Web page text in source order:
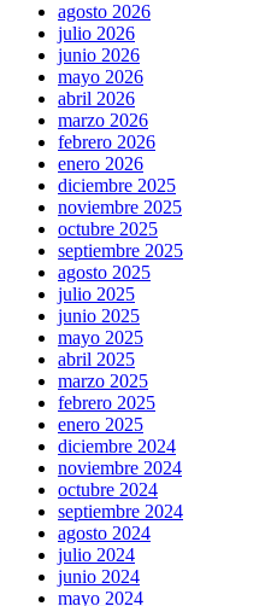
agosto 2026
julio 2026
junio 2026
mayo 2026
abril 2026
marzo 2026
febrero 2026
enero 2026
diciembre 2025
noviembre 2025
octubre 2025
septiembre 2025
agosto 2025
julio 2025
junio 2025
mayo 2025
abril 2025
marzo 2025
febrero 2025
enero 2025
diciembre 2024
noviembre 2024
octubre 2024
septiembre 2024
agosto 2024
julio 2024
junio 2024
mayo 2024